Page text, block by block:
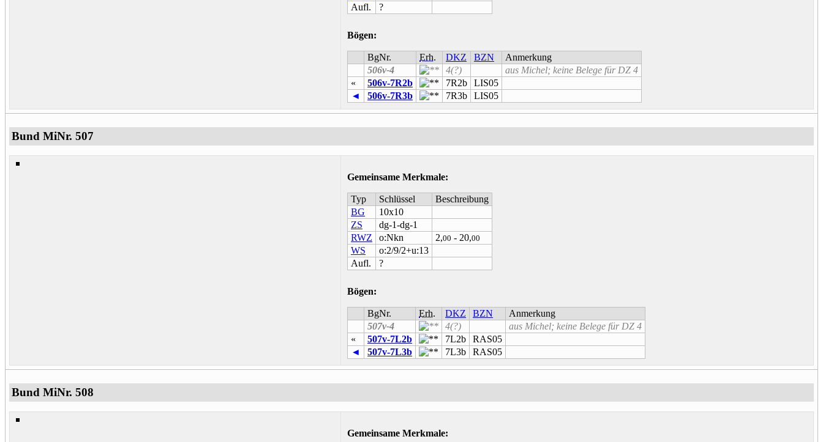
Aufl.
?
Bögen:
BgNr. Erh. DKZ BZN
Anmerkung
506v-4
4(?)
aus Michel; keine Belege für DZ 4
«
506v-7R2b 7R2b
LIS05
◄
506v-7R3b 7R3b LIS05
Bund MiNr. 507
Gemeinsame Merkmale:
Typ Schlüssel
Beschreibung
BG
10x10
ZS
dg-1-dg-1
RWZ
o:Nkn 2,00 - 20,00
WS
o:2/9/2+u:13
Aufl.
?
Bögen:
BgNr. Erh. DKZ BZN
Anmerkung
507v-4
4(?)
aus Michel; keine Belege für DZ 4
«
507v-7L2b 7L2b
RAS05
◄
507v-7L3b 7L3b RAS05
Bund MiNr. 508
Gemeinsame Merkmale: